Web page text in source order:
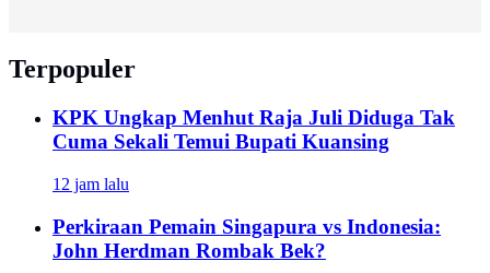
Terpopuler
KPK Ungkap Menhut Raja Juli Diduga Tak
Cuma Sekali Temui Bupati Kuansing
12 jam lalu
Perkiraan Pemain Singapura vs Indonesia:
John Herdman Rombak Bek?